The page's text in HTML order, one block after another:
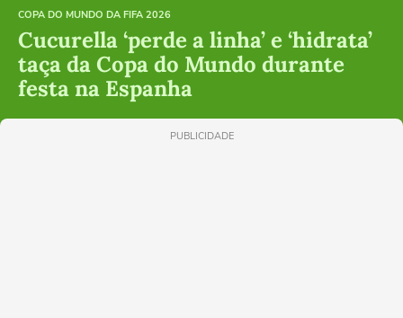
COPA DO MUNDO DA FIFA 2026
Cucurella ‘perde a linha’ e ‘hidrata’
taça da Copa do Mundo durante
festa na Espanha
PUBLICIDADE